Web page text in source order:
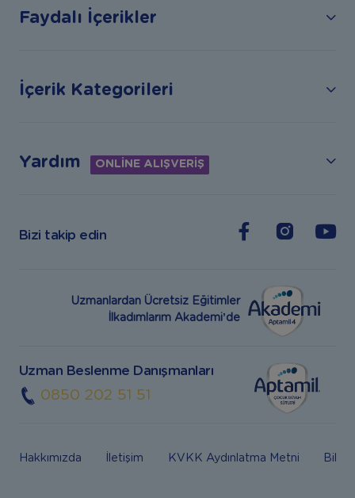
Faydalı İçerikler
İçerik Kategorileri
Yardım ONLİNE ALIŞVERİŞ
Bizi takip edin
Uzmanlardan Ücretsiz Eğitimler
İlkadımlarım Akademi’de
Uzman Beslenme Danışmanları
0850 202 51 51
Hakkımızda İletişim KVKK Aydınlatma Metni Bilgi